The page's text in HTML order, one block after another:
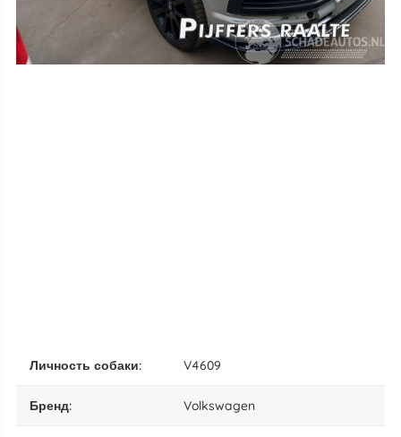
личность собаки: V4609
бренд: Volkswagen